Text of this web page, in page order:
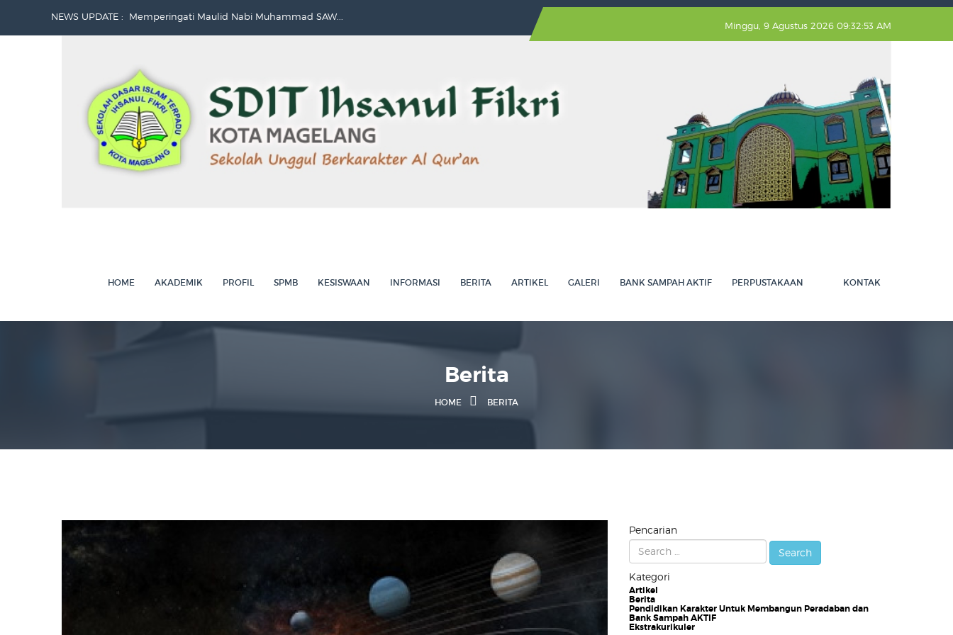
NEWS UPDATE : Memperingati Maulid Nabi Muhammad SAW...
Sumpah Pemuda...
Kunjungan Edukatif Jenjang 2...
Kunjungan Edukatif Jenjang 3...
Juara Lomba Mapsi Tingkat Kecamatan MAgelang Utara ...
Siswa Jenjang 3 SDIT Ihsanul Fikri Gelar Sarapan Sehat Bers...
Kunjungan Puskesmas Magelang Utara...
Integrasi Layanan Bank Sampah AKTIF SD IT Ihsanul Fikri dan ...
Minggu, 9 Agustus 2026 09:32:54 AM
HOME AKADEMIK PROFIL SPMB KESISWAAN INFORMASI BERITA ARTIKEL GALERI BANK SAMPAH AKTIF PERPUSTAKAAN KONTAK
Berita
HOME BERITA
Pencarian
Kategori
Artikel
Berita
Pendidikan Karakter Untuk Membangun Peradaban dan
Bank Sampah AKTIF
Ekstrakurikuler